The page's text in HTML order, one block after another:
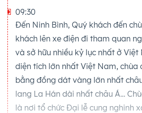
09:30
Đến Ninh Bình, Quý khách đến
khách lên xe điện đi tham quan
và sở hữu nhiều kỷ lục nhất ở Việt
diện tích lớn nhất Việt Nam, chùa
bằng đồng dát vàng lớn nhất
lang La Hán dài nhất châu Á…
là nơi tổ chức Đại lễ cung nghinh